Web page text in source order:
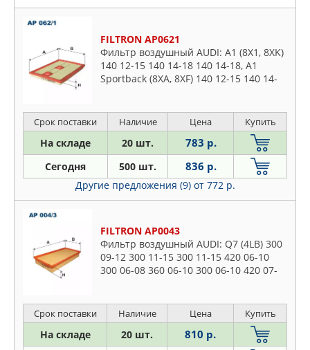
FILTRON AP0621
Фильтр воздушный AUDI: A1 (8X1, 8XK)
140 12-15 140 14-18 140 14-18, A1
Sportback (8XA, 8XF) 140 12-15 140 14-
Срок поставки Наличие Цена Купить
На складе 20 шт. 783 р.
Сегодня 500 шт. 836 р.
Другие предложения (9) от 772 р.
FILTRON AP0043
Фильтр воздушный AUDI: Q7 (4LB) 300
09-12 300 11-15 300 11-15 420 06-10
300 06-08 360 06-10 300 06-10 420 07-
Срок поставки Наличие Цена Купить
На складе 20 шт. 810 р.